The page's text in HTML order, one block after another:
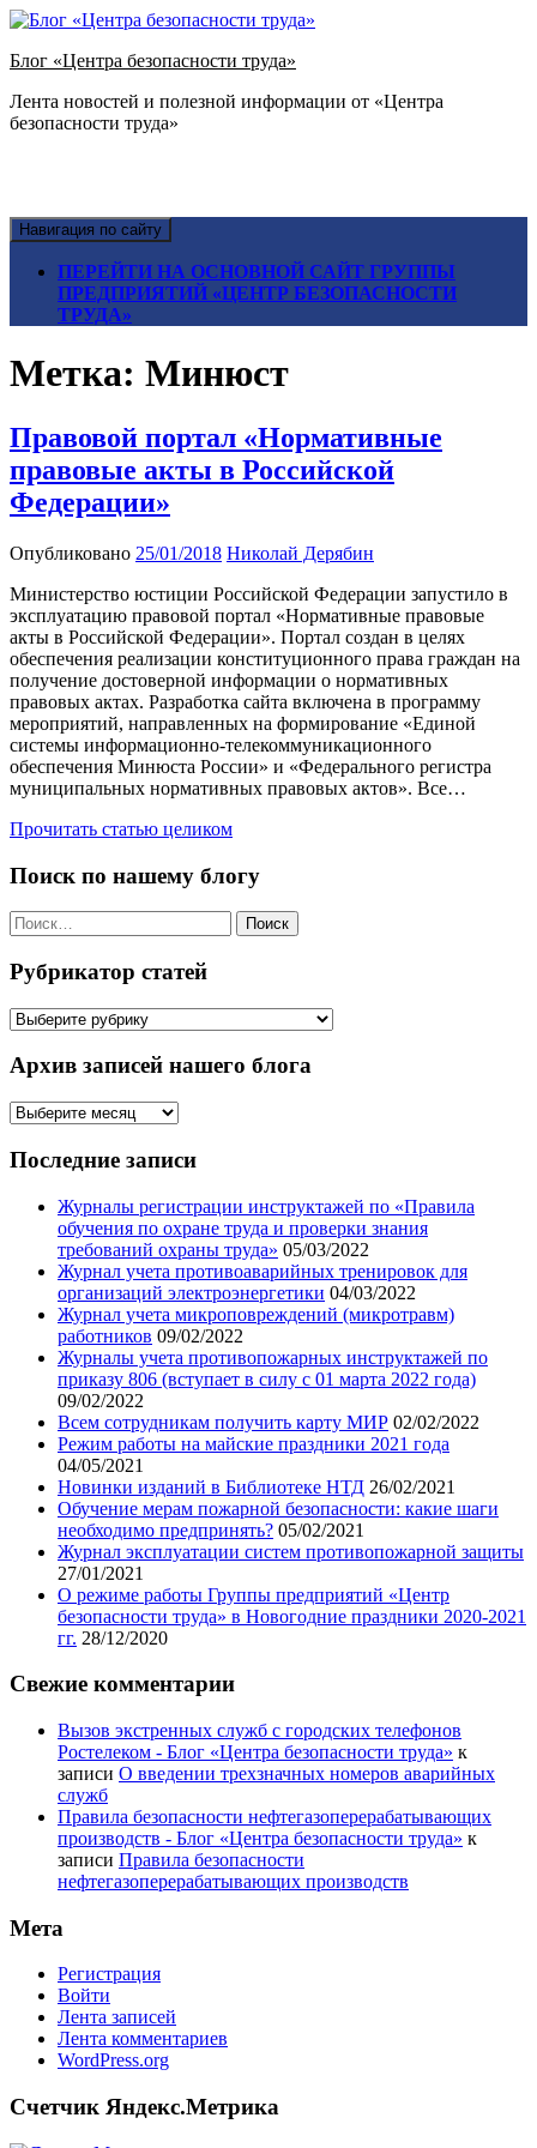
Блог «Центра безопасности труда»
Лента новостей и полезной информации от «Центра
безопасности труда»
Навигация по сайту
ПЕРЕЙТИ НА ОСНОВНОЙ САЙТ ГРУППЫ
ПРЕДПРИЯТИЙ «ЦЕНТР БЕЗОПАСНОСТИ
ТРУДА»
Метка: Минюст
Правовой портал «Нормативные
правовые акты в Российской
Федерации»
Опубликовано 25/01/2018 Николай Дерябин
Министерство юстиции Российской Федерации запустило в
эксплуатацию правовой портал «Нормативные правовые
акты в Российской Федерации». Портал создан в целях
обеспечения реализации конституционного права граждан на
получение достоверной информации о нормативных
правовых актах. Разработка сайта включена в программу
мероприятий, направленных на формирование «Единой
системы информационно-телекоммуникационного
обеспечения Минюста России» и «Федерального регистра
муниципальных нормативных правовых актов». Все…
Прочитать статью целиком
Поиск по нашему блогу
Найти:
Рубрикатор статей
Рубрикатор
Архив записей нашего блога
Архив
нашего
Последние записи
Журналы регистрации инструктажей по «Правила
обучения по охране труда и проверки знания
требований охраны труда» 05/03/2022
Журнал учета противоаварийных тренировок для
организаций электроэнергетики 04/03/2022
Журнал учета микроповреждений (микротравм)
работников 09/02/2022
Журналы учета противопожарных инструктажей по
приказу 806 (вступает в силу с 01 марта 2022 года)
09/02/2022
Всем сотрудникам получить карту МИР 02/02/2022
Режим работы на майские праздники 2021 года
04/05/2021
Новинки изданий в Библиотеке НТД 26/02/2021
Обучение мерам пожарной безопасности: какие шаги
необходимо предпринять? 05/02/2021
Журнал эксплуатации систем противопожарной защиты
27/01/2021
О режиме работы Группы предприятий «Центр
безопасности труда» в Новогодние праздники 2020-2021
гг. 28/12/2020
Свежие комментарии
Вызов экстренных служб с городских телефонов
Ростелеком - Блог «Центра безопасности труда» к
записи О введении трехзначных номеров аварийных
служб
Правила безопасности нефтегазоперерабатывающих
производств - Блог «Центра безопасности труда» к
записи Правила безопасности
нефтегазоперерабатывающих производств
Мета
Регистрация
Войти
Лента записей
Лента комментариев
WordPress.org
Счетчик Яндекс.Метрика